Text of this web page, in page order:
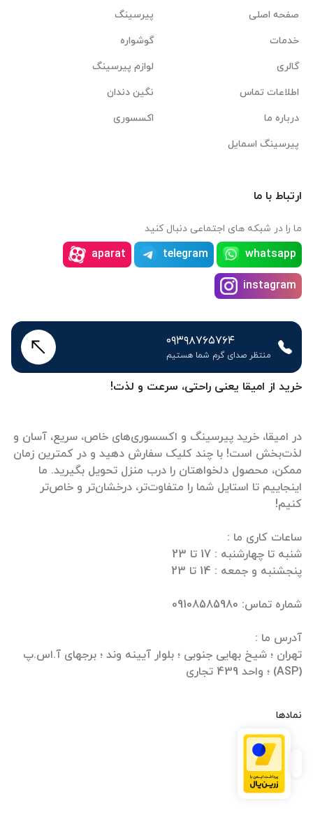
خرید از امیقا یعنی راحتی، سرعت و لذت!
در امیقا، خرید پیرسینگ و اکسسوری‌های خاص، سریع، آسان و
لذت‌بخش است! با چند کلیک سفارش دهید و در کمترین زمان
ممکن، محصول دلخواهتان را درب منزل تحویل بگیرید. ما
اینجاییم تا استایل شما را متفاوت‌تر، درخشان‌تر و خاص‌تر
تهران ؛ شیخ بهایی جنوبی ؛ بلوار آیینه وند ؛ برجهای آ.اس.پ
(ASP) ؛ واحد 439 تجاری
نمادها
صفحه اصلی
خدمات
گالری
اطلاعات تماس
درباره ما
پیرسینگ اسمایل
پیرسینگ
گوشواره
لوازم پیرسینگ
نگین دندان
اکسسوری
ارتباط با ما
ما را در شبکه های اجتماعی دنبال کنید
whatsapp
telegram
aparat
instagram
۰۹۳۹۸۷۶۵۷۶۴
منتظر صدای گرم شما هستیم